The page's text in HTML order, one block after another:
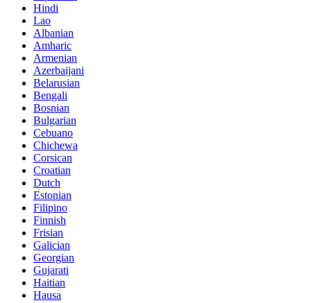
Hindi
Lao
Albanian
Amharic
Armenian
Azerbaijani
Belarusian
Bengali
Bosnian
Bulgarian
Cebuano
Chichewa
Corsican
Croatian
Dutch
Estonian
Filipino
Finnish
Frisian
Galician
Georgian
Gujarati
Haitian
Hausa